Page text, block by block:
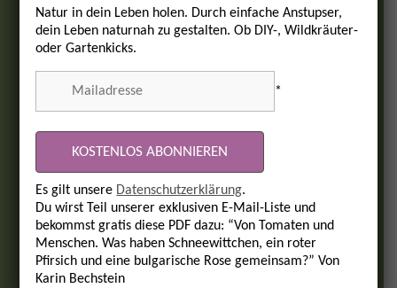
Natur in dein Leben holen. Durch einfache Anstupser,
dein Leben naturnah zu gestalten. Ob DIY-, Wildkräuter-
oder Gartenkicks.
*
Es gilt unsere Datenschutzerklärung.
Du wirst Teil unserer exklusiven E-Mail-Liste und
bekommst gratis diese PDF dazu: “Von Tomaten und
Menschen. Was haben Schneewittchen, ein roter
Pfirsich und eine bulgarische Rose gemeinsam?” Von
Karin Bechstein